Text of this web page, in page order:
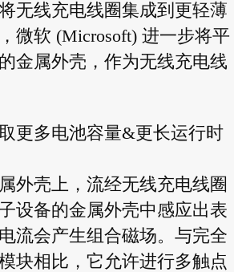
无线充电线圈集成到更轻薄
微软 (Microsoft) 进一步将平
金属外壳，作为无线充电线
更多电池容量&更长运行时
外壳上，流经无线充电线圈
设备的金属外壳中感应出表
流会产生组合磁场。与完全
块相比，它允许进行多触点